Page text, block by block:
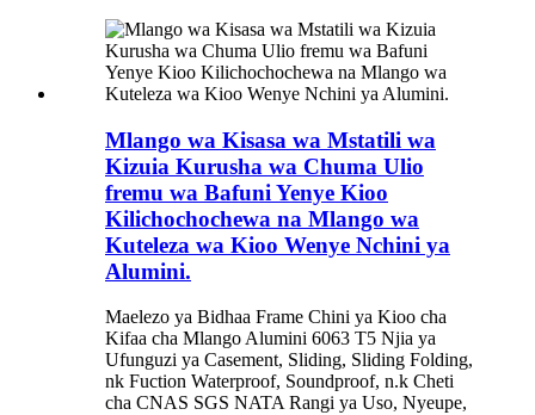
Mlango wa Kisasa wa Mstatili wa
Kizuia Kurusha wa Chuma Ulio
fremu wa Bafuni Yenye Kioo
Kilichochochewa na Mlango wa
Kuteleza wa Kioo Wenye Nchini ya
Alumini.
Maelezo ya Bidhaa Frame Chini ya Kioo cha
Kifaa cha Mlango Alumini 6063 T5 Njia ya
Ufunguzi ya Casement, Sliding, Sliding Folding,
nk Fuction Waterproof, Soundproof, n.k Cheti
cha CNAS SGS NATA Rangi ya Uso, Nyeupe,